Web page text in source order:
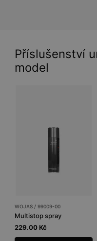
Příslušenství
model
WOJAS / 99009-00
Multistop spray
229.00 Kč